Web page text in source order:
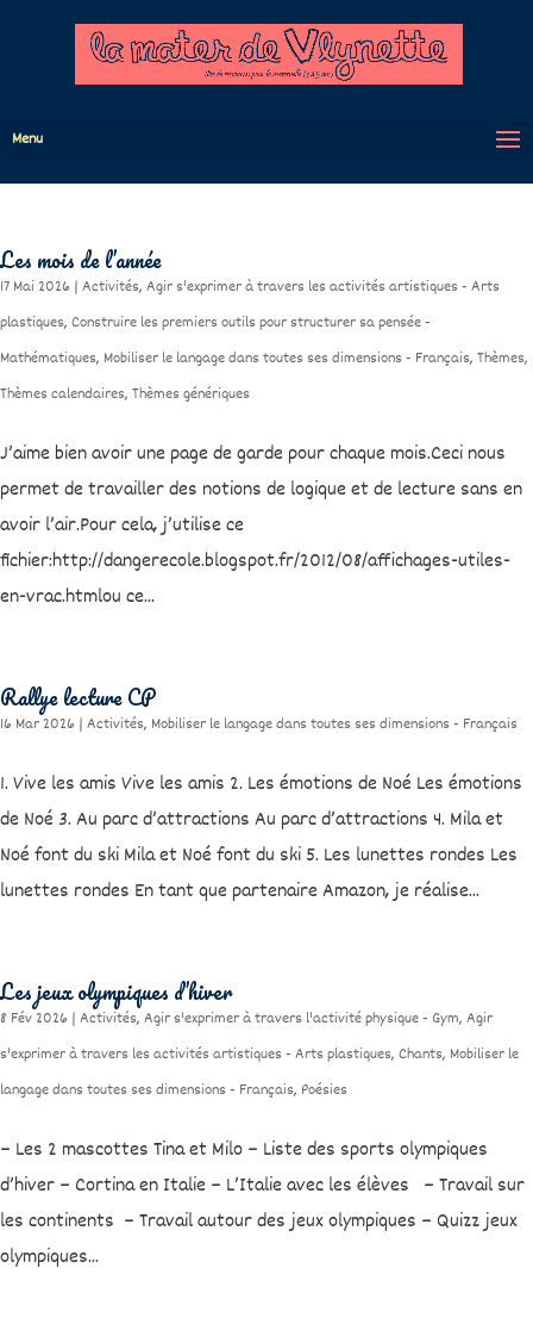
Menu
Les mois de l’année
17 Mai 2026 | Activités, Agir s'exprimer à travers les activités artistiques - Arts
plastiques, Construire les premiers outils pour structurer sa pensée -
Mathématiques, Mobiliser le langage dans toutes ses dimensions - Français, Thèmes,
Thèmes calendaires, Thèmes génériques
J’aime bien avoir une page de garde pour chaque mois.Ceci nous
permet de travailler des notions de logique et de lecture sans en
avoir l’air.Pour cela, j’utilise ce
fichier:http://dangerecole.blogspot.fr/2012/08/affichages-utiles-
en-vrac.htmlou ce...
Rallye lecture CP
16 Mar 2026 | Activités, Mobiliser le langage dans toutes ses dimensions - Français
1. Vive les amis Vive les amis 2. Les émotions de Noé Les émotions
de Noé 3. Au parc d’attractions Au parc d’attractions 4. Mila et
Noé font du ski Mila et Noé font du ski 5. Les lunettes rondes Les
lunettes rondes En tant que partenaire Amazon, je réalise...
Les jeux olympiques d’hiver
8 Fév 2026 | Activités, Agir s'exprimer à travers l'activité physique - Gym, Agir
s'exprimer à travers les activités artistiques - Arts plastiques, Chants, Mobiliser le
langage dans toutes ses dimensions - Français, Poésies
– Les 2 mascottes Tina et Milo – Liste des sports olympiques
d’hiver – Cortina en Italie – L’Italie avec les élèves – Travail sur
les continents – Travail autour des jeux olympiques – Quizz jeux
olympiques...